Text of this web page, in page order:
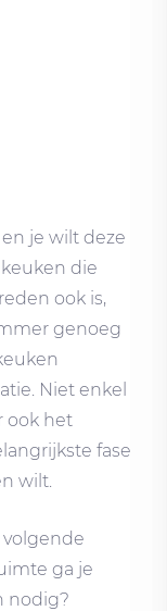
je wilt deze
die
ook is,
genoeg
Niet enkel
ook het
fase
wilt.
ga je
nodig?